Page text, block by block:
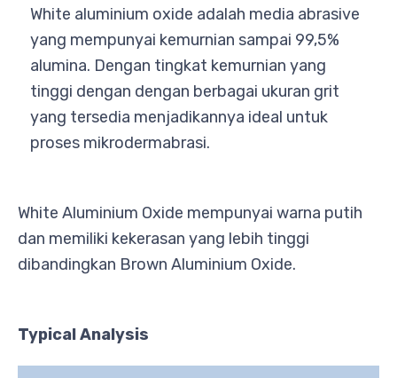
White aluminium oxide adalah media abrasive
yang mempunyai kemurnian sampai 99,5%
alumina. Dengan tingkat kemurnian yang
tinggi dengan dengan berbagai ukuran grit
yang tersedia menjadikannya ideal untuk
proses mikrodermabrasi.
White Aluminium Oxide mempunyai warna putih
dan memiliki kekerasan yang lebih tinggi
dibandingkan Brown Aluminium Oxide.
Typical Analysis